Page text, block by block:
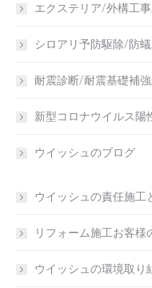
エクステリア/外構工
シロアリ予防駆除/防
耐震診断/耐震基礎補
新型コロナウイルス陽
ウイッシュのブログ
ウイッシュの責任施工
リフォーム施工お客様
ウイッシュの環境取り